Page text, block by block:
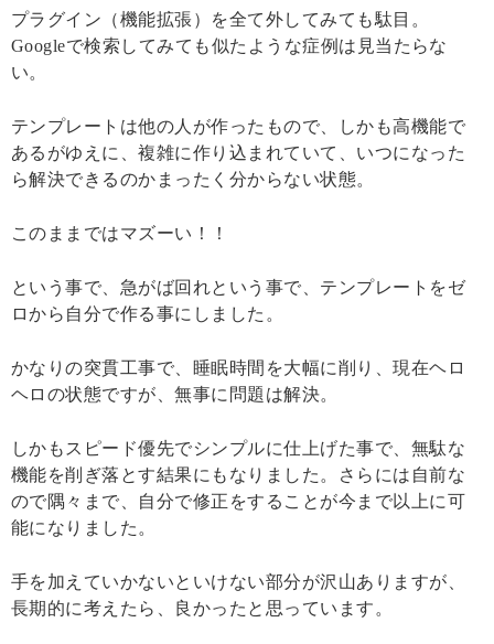
プラグイン（機能拡張）を全て外してみても駄目。
Googleで検索してみても似たような症例は見当たらな
い。
テンプレートは他の人が作ったもので、しかも高機能で
あるがゆえに、複雑に作り込まれていて、いつになった
ら解決できるのかまったく分からない状態。
このままではマズーい！！
という事で、急がば回れという事で、テンプレートをゼ
ロから自分で作る事にしました。
かなりの突貫工事で、睡眠時間を大幅に削り、現在ヘロ
ヘロの状態ですが、無事に問題は解決。
しかもスピード優先でシンプルに仕上げた事で、無駄な
機能を削ぎ落とす結果にもなりました。さらには自前な
ので隅々まで、自分で修正をすることが今まで以上に可
能になりました。
手を加えていかないといけない部分が沢山ありますが、
長期的に考えたら、良かったと思っています。